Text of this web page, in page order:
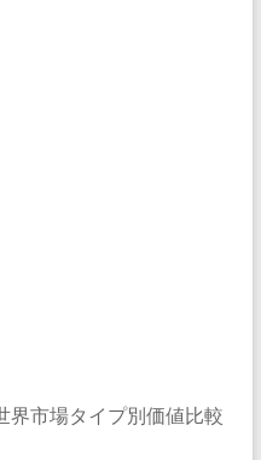
界市場タイプ別価値比較